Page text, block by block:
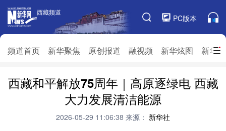
西藏频道
PC版本
频道首页 新华聚焦 原创报道 融视频 新华炫图 新华
西藏频道
频道栏目
频道首页 新华聚焦 原创报道
融视频
新华访谈 新华云直播
生态西藏 文化旅游
西藏和平解放75周年｜高原逐绿电 西藏
大力发展清洁能源
2026-05-29 11:06:38 来源： 新华社